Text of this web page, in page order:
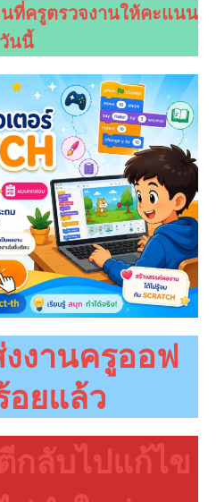
ที่ครูตรวจงานให้คะแนน
วันนี้
งานครูออฟ
อยแล้ว
กลับไปแก้ไข